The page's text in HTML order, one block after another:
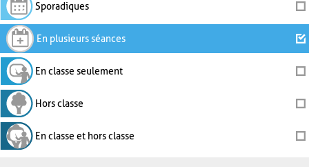
Sporadiques
En plusieurs séances
En classe seulement
Hors classe
En classe et hors classe